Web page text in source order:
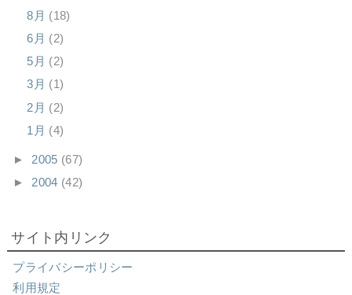
8月 (18)
6月 (2)
5月 (2)
3月 (1)
2月 (2)
1月 (4)
► 2005 (67)
► 2004 (42)
サイト内リンク
プライバシーポリシー
利用規定